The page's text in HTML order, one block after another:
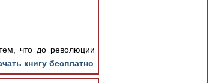
что до революции
книгу бесплатно